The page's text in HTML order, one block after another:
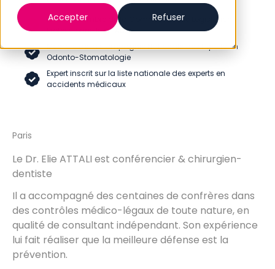
Accepter Refuser
Ancien membre de la Commission de Législation
Professionnelle à l’ADF
Membre de la Compagnie Nationale des Experts en
Odonto-Stomatologie
Expert inscrit sur la liste nationale des experts en
accidents médicaux
Paris
Le Dr. Elie ATTALI est conférencier & chirurgien-
dentiste
Il a accompagné des centaines de confrères dans
des contrôles médico-légaux de toute nature, en
qualité de consultant indépendant. Son expérience
lui fait réaliser que la meilleure défense est la
prévention.